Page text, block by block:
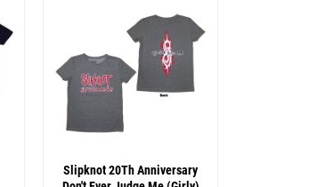
Slipknot 20Th Anniversary